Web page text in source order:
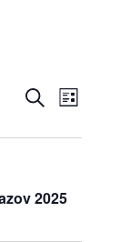
Događaj
Pretraživanje
Pogled
na
Popis
2025